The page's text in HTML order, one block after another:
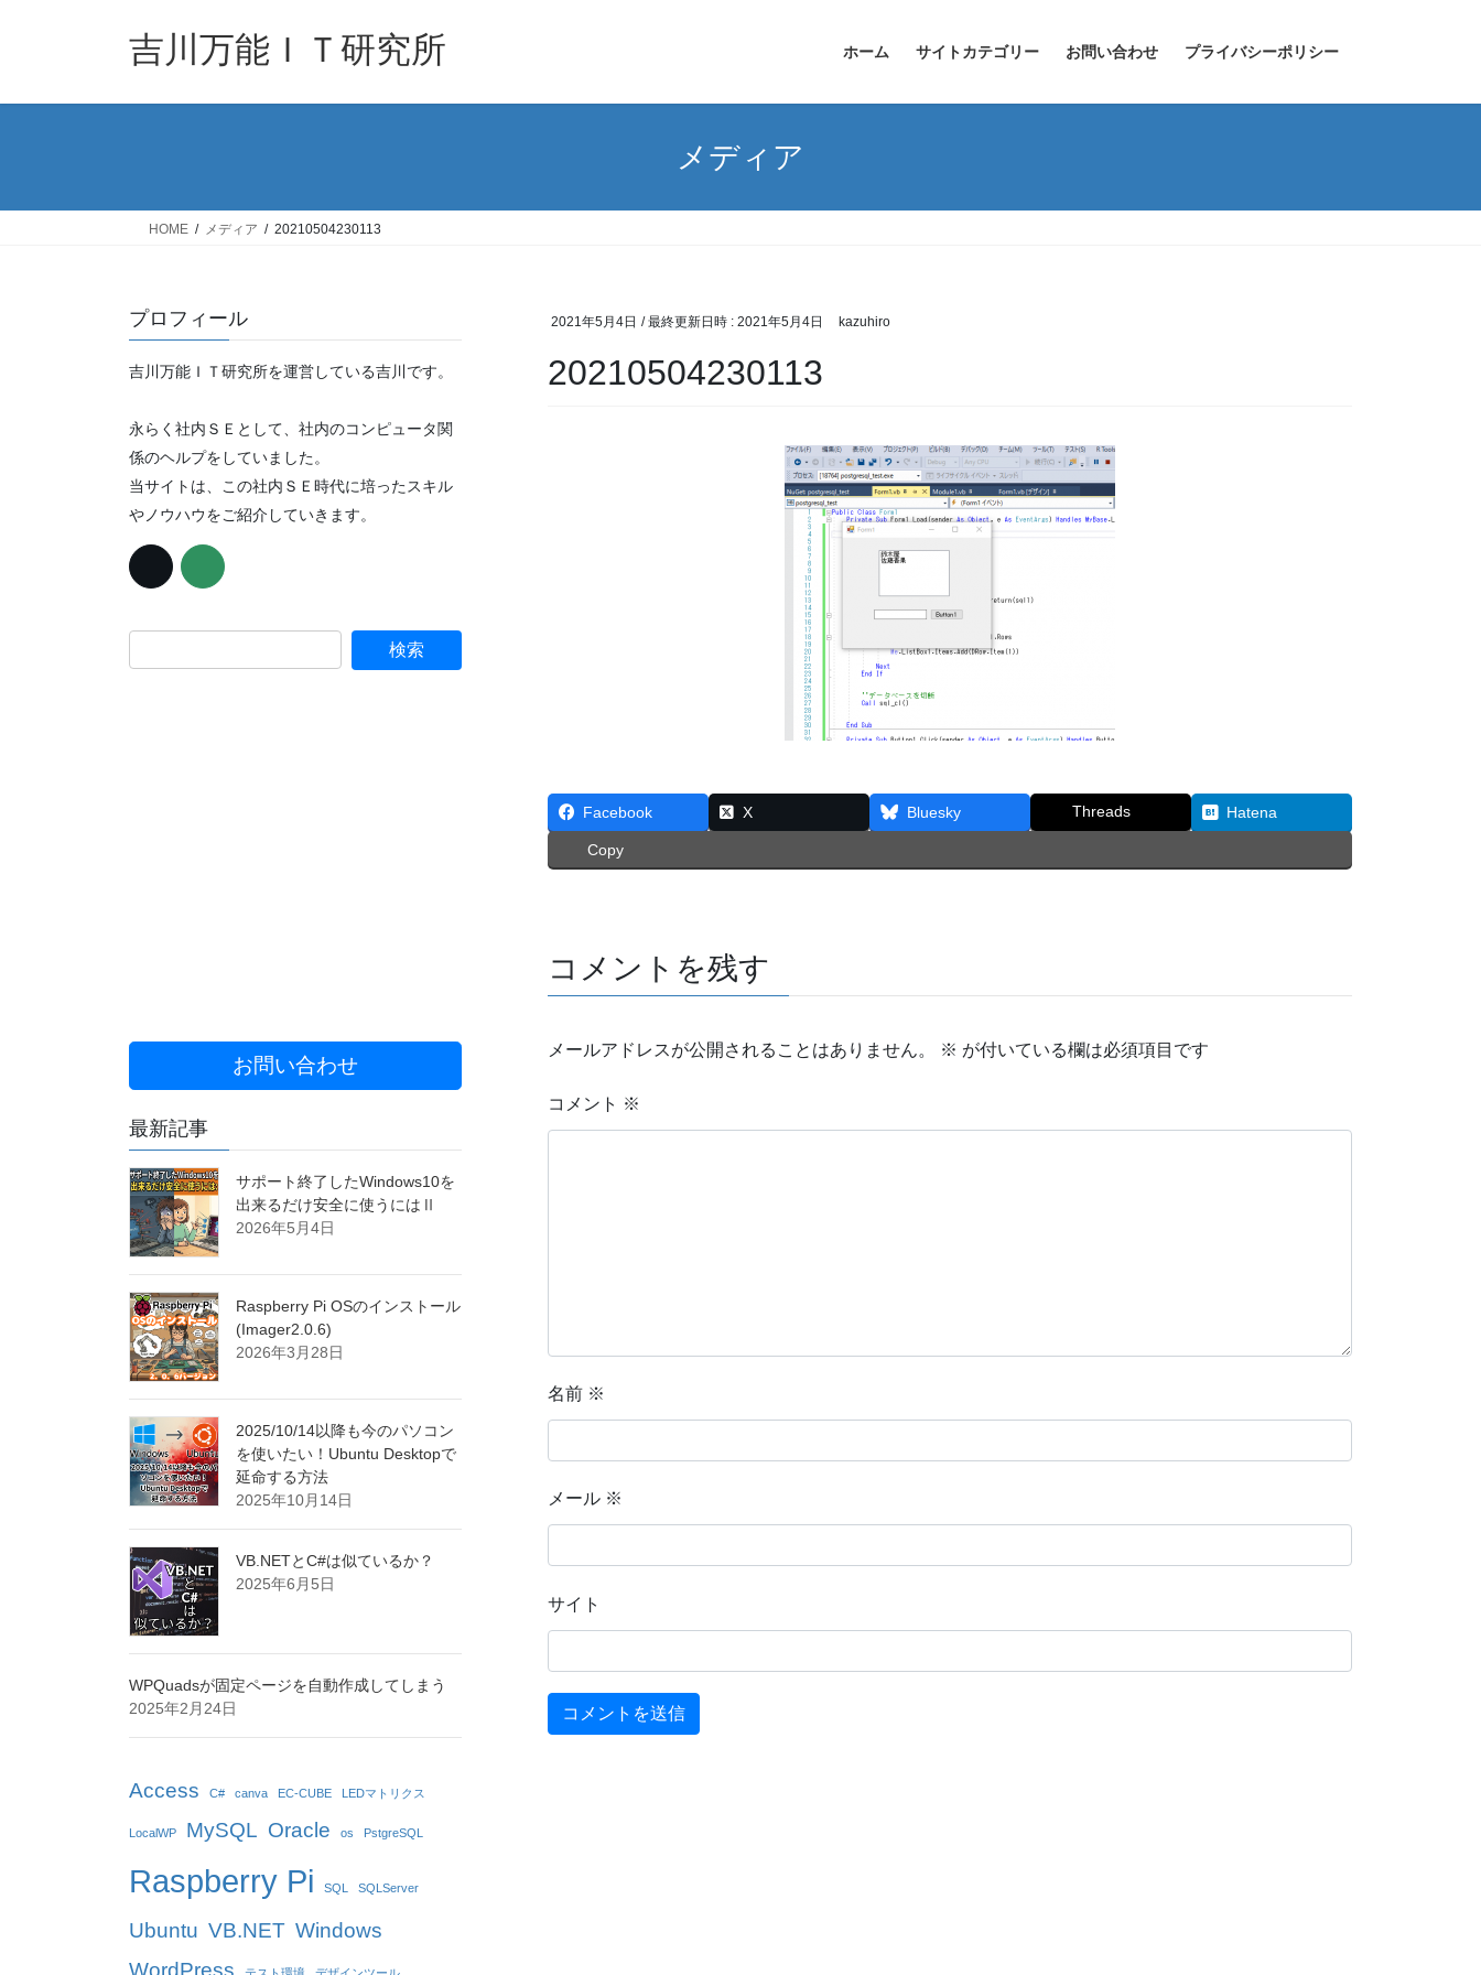
吉川万能ＩＴ研究所 ホーム サイトカテゴリー お問い合わせ プライバシーポリシー
メディア
HOME メディア 20210504230113
2021年5月4日 / 最終更新日時 : 2021年5月4日 kazuhiro
20210504230113
Facebook X Bluesky Threads Hatena
Copy
コメントを残す
メールアドレスが公開されることはありません。 ※ が付いている欄は必須項目です
コメント ※
名前 ※
メール ※
サイト
プロフィール
吉川万能ＩＴ研究所を運営している吉川です。
永らく社内ＳＥとして、社内のコンピュータ関
係のヘルプをしていました。
当サイトは、この社内ＳＥ時代に培ったスキル
やノウハウをご紹介していきます。
お問い合わせ
最新記事
サポート終了したWindows10を
出来るだけ安全に使うにはⅡ
2026年5月4日
Raspberry Pi OSのインストール
(Imager2.0.6)
2026年3月28日
2025/10/14以降も今のパソコン
を使いたい！Ubuntu Desktopで
延命する方法
2025年10月14日
VB.NETとC#は似ているか？
2025年6月5日
WPQuadsが固定ページを自動作成してしまう
2025年2月24日
Access C# canva EC-CUBE LEDマトリクス
LocalWP MySQL Oracle os PstgreSQL
Raspberry Pi SQL SQLServer
Ubuntu VB.NET Windows
WordPress
テスト環境 デザインツール